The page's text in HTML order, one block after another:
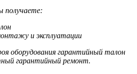
получаете:
и эксплуатации
оборудования гарантийный талон
гарантийный ремонт.